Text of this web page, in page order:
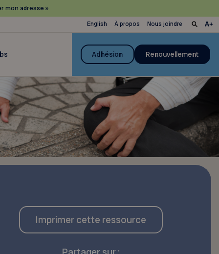
mon adresse »
English À propos Nous joindre
Adhésion Renouvellement
Imprimer cette ressource